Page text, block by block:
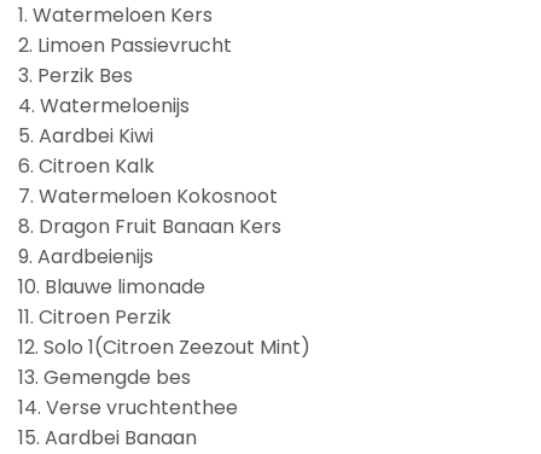
1. Watermeloen Kers
2. Limoen Passievrucht
3. Perzik Bes
4. Watermeloenijs
5. Aardbei Kiwi
6. Citroen Kalk
7. Watermeloen Kokosnoot
8. Dragon Fruit Banaan Kers
9. Aardbeienijs
10. Blauwe limonade
11. Citroen Perzik
12. Solo 1(Citroen Zeezout Mint)
13. Gemengde bes
14. Verse vruchtenthee
15. Aardbei Banaan